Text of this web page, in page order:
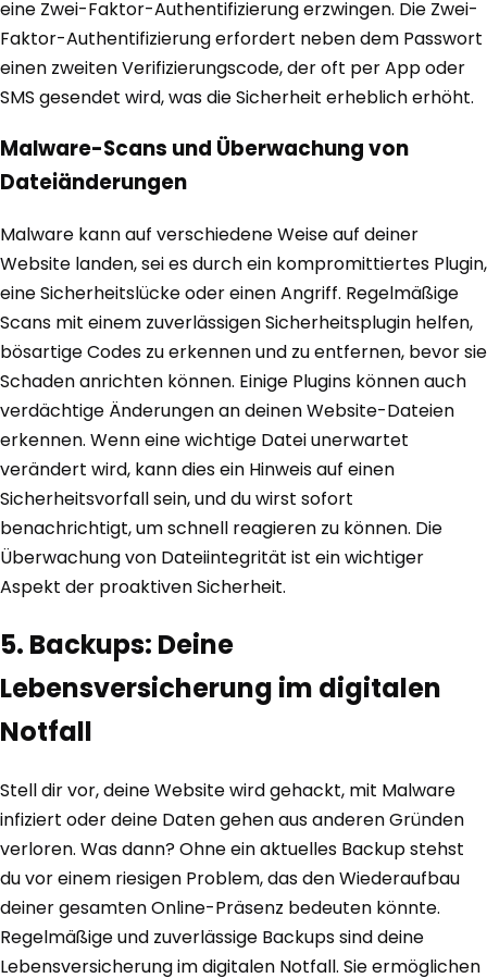
eine Zwei-Faktor-Authentifizierung erzwingen. Die Zwei-
Faktor-Authentifizierung erfordert neben dem Passwort
einen zweiten Verifizierungscode, der oft per App oder
SMS gesendet wird, was die Sicherheit erheblich erhöht.
Malware-Scans und Überwachung von
Dateiänderungen
Malware kann auf verschiedene Weise auf deiner
Website landen, sei es durch ein kompromittiertes Plugin,
eine Sicherheitslücke oder einen Angriff. Regelmäßige
Scans mit einem zuverlässigen Sicherheitsplugin helfen,
bösartige Codes zu erkennen und zu entfernen, bevor sie
Schaden anrichten können. Einige Plugins können auch
verdächtige Änderungen an deinen Website-Dateien
erkennen. Wenn eine wichtige Datei unerwartet
verändert wird, kann dies ein Hinweis auf einen
Sicherheitsvorfall sein, und du wirst sofort
benachrichtigt, um schnell reagieren zu können. Die
Überwachung von Dateiintegrität ist ein wichtiger
Aspekt der proaktiven Sicherheit.
5. Backups: Deine
Lebensversicherung im digitalen
Notfall
Stell dir vor, deine Website wird gehackt, mit Malware
infiziert oder deine Daten gehen aus anderen Gründen
verloren. Was dann? Ohne ein aktuelles Backup stehst
du vor einem riesigen Problem, das den Wiederaufbau
deiner gesamten Online-Präsenz bedeuten könnte.
Regelmäßige und zuverlässige Backups sind deine
Lebensversicherung im digitalen Notfall. Sie ermöglichen